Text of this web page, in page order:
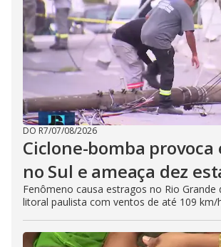
DO R7/07/08/2026
Ciclone-bomba provoca
no Sul e ameaça dez
Fenômeno causa estragos no Rio Grande
litoral paulista com ventos de até 109 km/